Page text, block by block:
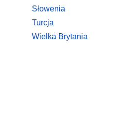
Słowenia
Turcja
Wielka Brytania